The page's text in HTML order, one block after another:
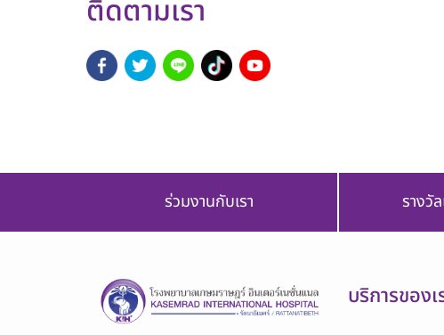
ติดตามเรา
ร่วมงานกับเรา รางวั
บริการของเ